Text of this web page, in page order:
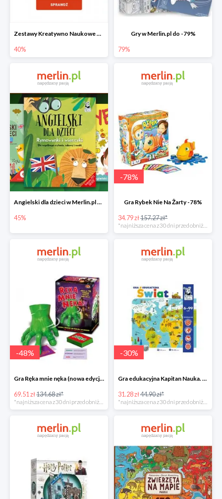
Zestawy Kreatywno Naukowe do -40%
40%
Gry w Merlin.pl do -79%
79%
Angielski dla dzieci w Merlin.pl do -45%
45%
-78%
Gra Rybek Nie Na Żarty -78%
34.79 zł157.27 zł*
*najniższa cena z 30 dni przed obniżką
-48%
Gra Ręka mnie nęka (nowa edycja) -49%
69.51 zł134.68 zł*
-30%
Gra edukacyjna Kapitan Nauka. Świat -31%
31.28 zł44.90 zł*